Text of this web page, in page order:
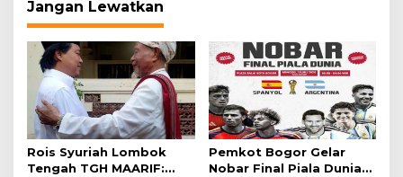
Jangan Lewatkan
Rois Syuriah Lombok
Tengah TGH MAARIF:
Pemkot Bogor Gelar
Nobar Final Piala Dunia